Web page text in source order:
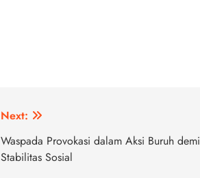
Next:
Waspada Provokasi dalam Aksi Buruh demi
Stabilitas Sosial